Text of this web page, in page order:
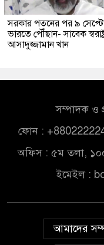
সরকার পতনের পর ৯
ভারতে পৌঁছান- সাবেক
আসাদুজ্জামান খান
সম্পাদক ও
ফোন :
অফিস : ৫ম তলা,
ইমেইল :
আমাদের